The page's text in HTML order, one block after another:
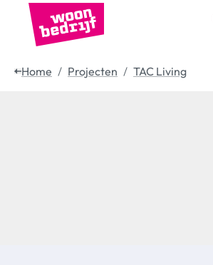
Home Projecten TAC Living